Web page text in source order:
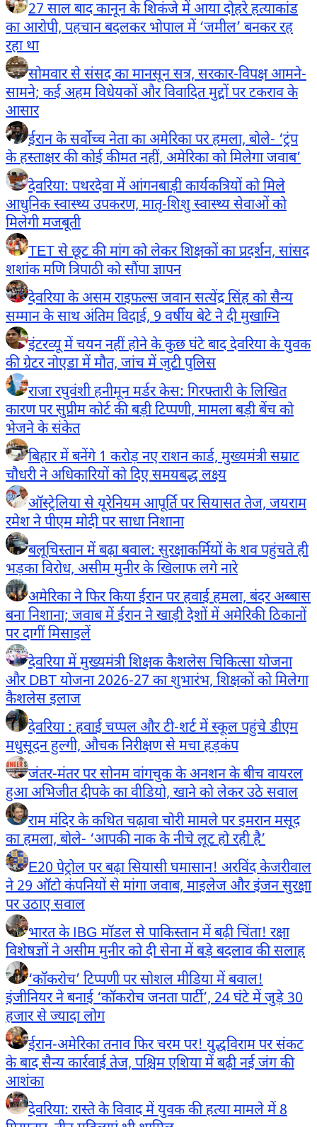
27 साल बाद कानून के शिकंजे में आया दोहरे हत्याकांड
का आरोपी, पहचान बदलकर भोपाल में ‘जमील’ बनकर रह
रहा था
सोमवार से संसद का मानसून सत्र, सरकार-विपक्ष आमने-
सामने; कई अहम विधेयकों और विवादित मुद्दों पर टकराव के
आसार
ईरान के सर्वोच्च नेता का अमेरिका पर हमला, बोले- ‘ट्रंप
के हस्ताक्षर की कोई कीमत नहीं, अमेरिका को मिलेगा जवाब’
देवरिया: पथरदेवा में आंगनबाड़ी कार्यकत्रियों को मिले
आधुनिक स्वास्थ्य उपकरण, मातृ-शिशु स्वास्थ्य सेवाओं को
मिलेगी मजबूती
TET से छूट की मांग को लेकर शिक्षकों का प्रदर्शन, सांसद
शशांक मणि त्रिपाठी को सौंपा ज्ञापन
देवरिया के असम राइफल्स जवान सत्येंद्र सिंह को सैन्य
सम्मान के साथ अंतिम विदाई, 9 वर्षीय बेटे ने दी मुखाग्नि
इंटरव्यू में चयन नहीं होने के कुछ घंटे बाद देवरिया के युवक
की ग्रेटर नोएडा में मौत, जांच में जुटी पुलिस
राजा रघुवंशी हनीमून मर्डर केस: गिरफ्तारी के लिखित
कारण पर सुप्रीम कोर्ट की बड़ी टिप्पणी, मामला बड़ी बेंच को
भेजने के संकेत
बिहार में बनेंगे 1 करोड़ नए राशन कार्ड, मुख्यमंत्री सम्राट
चौधरी ने अधिकारियों को दिए समयबद्ध लक्ष्य
ऑस्ट्रेलिया से यूरेनियम आपूर्ति पर सियासत तेज, जयराम
रमेश ने पीएम मोदी पर साधा निशाना
बलूचिस्तान में बढ़ा बवाल: सुरक्षाकर्मियों के शव पहुंचते ही
भड़का विरोध, असीम मुनीर के खिलाफ लगे नारे
अमेरिका ने फिर किया ईरान पर हवाई हमला, बंदर अब्बास
बना निशाना; जवाब में ईरान ने खाड़ी देशों में अमेरिकी ठिकानों
पर दागीं मिसाइलें
देवरिया में मुख्यमंत्री शिक्षक कैशलेस चिकित्सा योजना
और DBT योजना 2026-27 का शुभारंभ, शिक्षकों को मिलेगा
कैशलेस इलाज
देवरिया : हवाई चप्पल और टी-शर्ट में स्कूल पहुंचे डीएम
मधुसूदन हुल्गी, औचक निरीक्षण से मचा हड़कंप
जंतर-मंतर पर सोनम वांगचुक के अनशन के बीच वायरल
हुआ अभिजीत दीपके का वीडियो, खाने को लेकर उठे सवाल
राम मंदिर के कथित चढ़ावा चोरी मामले पर इमरान मसूद
का हमला, बोले- ‘आपकी नाक के नीचे लूट हो रही है’
E20 पेट्रोल पर बढ़ा सियासी घमासान! अरविंद केजरीवाल
ने 29 ऑटो कंपनियों से मांगा जवाब, माइलेज और इंजन सुरक्षा
पर उठाए सवाल
भारत के IBG मॉडल से पाकिस्तान में बढ़ी चिंता! रक्षा
विशेषज्ञों ने असीम मुनीर को दी सेना में बड़े बदलाव की सलाह
‘कॉकरोच’ टिप्पणी पर सोशल मीडिया में बवाल!
इंजीनियर ने बनाई ‘कॉकरोच जनता पार्टी’, 24 घंटे में जुड़े 30
हजार से ज्यादा लोग
ईरान-अमेरिका तनाव फिर चरम पर! युद्धविराम पर संकट
के बाद सैन्य कार्रवाई तेज, पश्चिम एशिया में बढ़ी नई जंग की
आशंका
देवरिया: रास्ते के विवाद में युवक की हत्या मामले में 8